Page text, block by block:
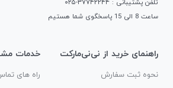
تلفن پشتیبانی : ۳۷۷۴۲۲۴۴-۰۲۵
ساعت 8 الی 15 پاسخگوی شما هستیم
راهنمای خرید از نی‌نی‌مارکت
نحوه ثبت سفارش
خدمات
راه های